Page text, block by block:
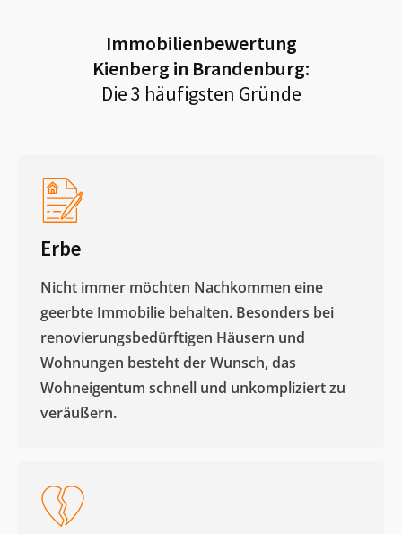
Immobilienbewertung
Kienberg in Brandenburg:
Die 3 häufigsten Gründe
Erbe
Nicht immer möchten Nachkommen eine
geerbte Immobilie behalten. Besonders bei
renovierungsbedürftigen Häusern und
Wohnungen besteht der Wunsch, das
Wohneigentum schnell und unkompliziert zu
veräußern. ​